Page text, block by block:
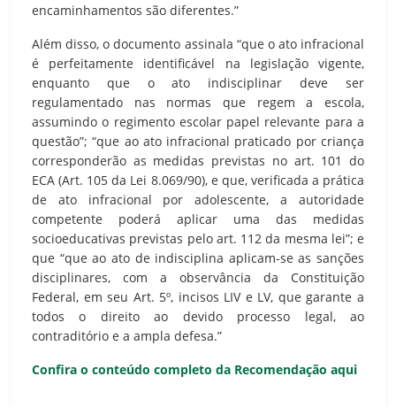
encaminhamentos são diferentes.”
Além disso, o documento assinala “que o ato infracional
é perfeitamente identificável na legislação vigente,
enquanto que o ato indisciplinar deve ser
regulamentado nas normas que regem a escola,
assumindo o regimento escolar papel relevante para a
questão”; “que ao ato infracional praticado por criança
corresponderão as medidas previstas no art. 101 do
ECA (Art. 105 da Lei 8.069/90), e que, verificada a prática
de ato infracional por adolescente, a autoridade
competente poderá aplicar uma das medidas
socioeducativas previstas pelo art. 112 da mesma lei”; e
que “que ao ato de indisciplina aplicam-se as sanções
disciplinares, com a observância da Constituição
Federal, em seu Art. 5º, incisos LIV e LV, que garante a
todos o direito ao devido processo legal, ao
contraditório e a ampla defesa.”
Confira o conteúdo completo da Recomendação aqui